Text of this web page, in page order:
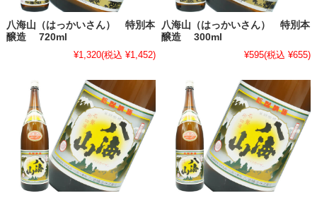
八海山（はっかいさん） 特別本
醸造 720ml
¥1,320(税込 ¥1,452)
八海山（はっかいさん） 特別本
醸造 300ml
¥595(税込 ¥655)